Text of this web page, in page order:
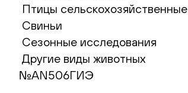
Птицы сельскохозяйственные
Свиньи
Сезонные исследования
Другие виды животных
№AN506ГИЭ